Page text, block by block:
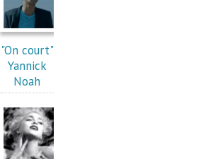
"On court"
Yannick
Noah